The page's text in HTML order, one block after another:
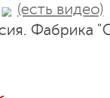
(есть видео)
Фабрика